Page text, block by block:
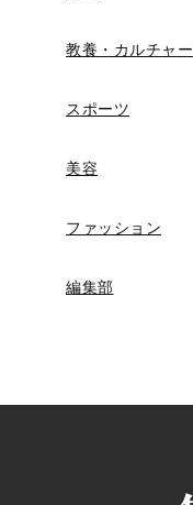
教養・カルチャー
スポーツ
美容
ファッション
編集部